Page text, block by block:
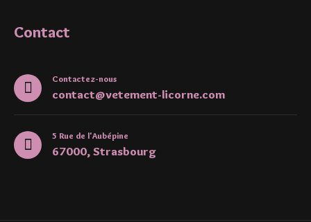
Contact
Contactez-nous
contact@vetement-licorne.com
5 Rue de l'Aubépine
67000, Strasbourg